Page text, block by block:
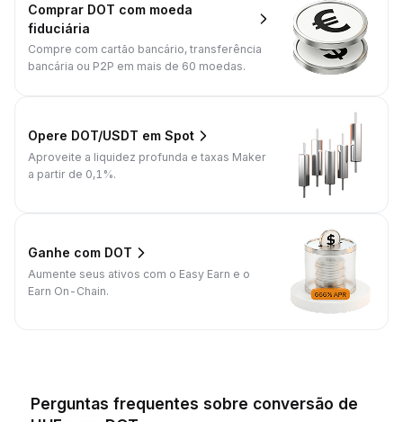
Comprar DOT com moeda
fiduciária
Compre com cartão bancário, transferência
bancária ou P2P em mais de 60 moedas.
Opere DOT/USDT em Spot
Aproveite a liquidez profunda e taxas Maker
a partir de 0,1%.
Ganhe com DOT
Aumente seus ativos com o Easy Earn e o
Earn On-Chain.
Perguntas frequentes sobre conversão de